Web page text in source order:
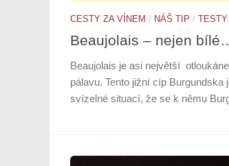
CESTY ZA VÍNEM / NÁŠ TIP /
Beaujolais – nejen
Beaujolais je asi největší
pálavu. Tento jižní cíp
svízelné situací, že se k němu